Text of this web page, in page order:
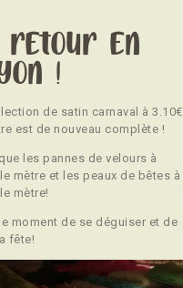
retour en
!
de satin carnaval à 3.10€
est de nouveau complète !
les pannes de velours à
mètre et les peaux de bêtes à
mètre!
le moment de se déguiser et de
fête!